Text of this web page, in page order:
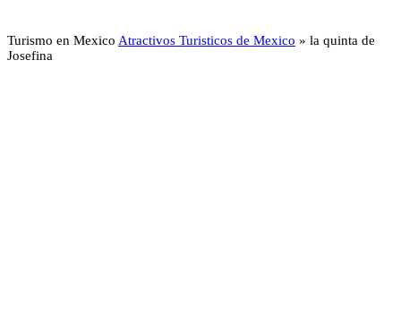
Turismo en Mexico Atractivos Turisticos de Mexico » la quinta de
Josefina